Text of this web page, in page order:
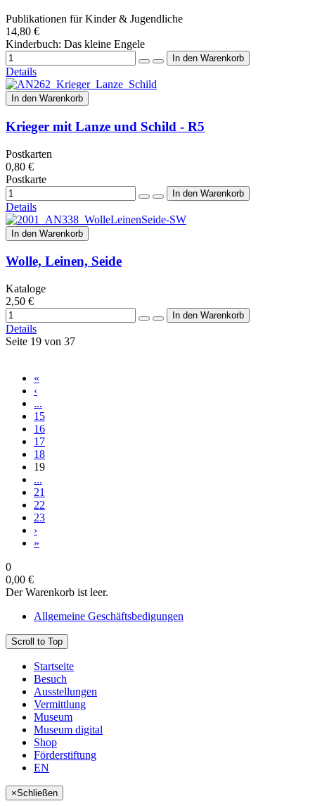
Publikationen für Kinder & Jugendliche
14,80 €
Kinderbuch: Das kleine Engele
Details
In den Warenkorb
Krieger mit Lanze und Schild - R5
Postkarten
0,80 €
Postkarte
Details
In den Warenkorb
Wolle, Leinen, Seide
Kataloge
2,50 €
Details
Seite 19 von 37
«
‹
...
15
16
17
18
19
...
21
22
23
›
»
0
0,00 €
Der Warenkorb ist leer.
Allgemeine Geschäftsbedigungen
Scroll to Top
Startseite
Besuch
Ausstellungen
Vermittlung
Museum
Museum digital
Shop
Förderstiftung
EN
×Schließen